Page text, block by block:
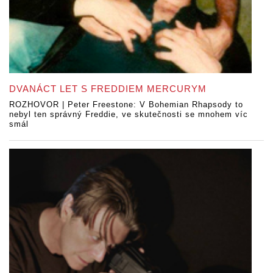
DVANÁCT LET S FREDDIEM MERCURYM
ROZHOVOR | Peter Freestone: V Bohemian Rhapsody to
nebyl ten správný Freddie, ve skutečnosti se mnohem víc
smál